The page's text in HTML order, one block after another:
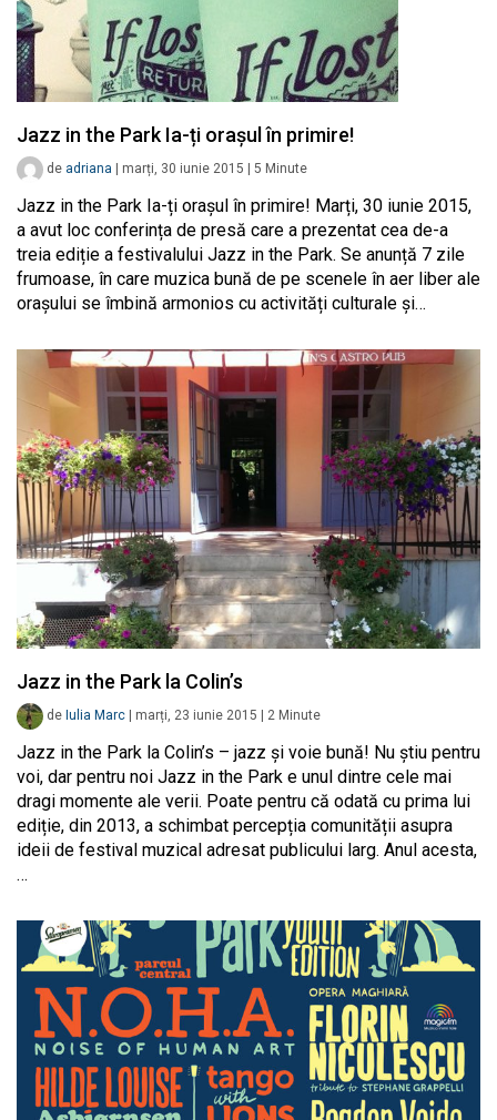
Jazz in the Park Ia-ți orașul în primire!
de adriana | marți, 30 iunie 2015 | 5 Minute
Jazz in the Park Ia-ți orașul în primire! Marți, 30 iunie 2015,
a avut loc conferința de presă care a prezentat cea de-a
treia ediție a festivalului Jazz in the Park. Se anunță 7 zile
frumoase, în care muzica bună de pe scenele în aer liber ale
orașului se îmbină armonios cu activități culturale și…
Jazz in the Park la Colin’s
de Iulia Marc | marți, 23 iunie 2015 | 2 Minute
Jazz in the Park la Colin’s – jazz și voie bună! Nu știu pentru
voi, dar pentru noi Jazz in the Park e unul dintre cele mai
dragi momente ale verii. Poate pentru că odată cu prima lui
ediție, din 2013, a schimbat percepția comunității asupra
ideii de festival muzical adresat publicului larg. Anul acesta,
…